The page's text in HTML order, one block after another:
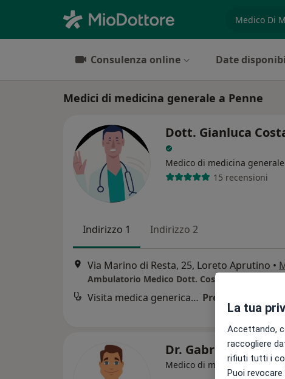
Consulenza online Date
Medici di medicina generale a Penne
Dott. Gianluca
Medico di medicina generale
15 recensioni
Indirizzo 1 Indirizzo 2
Via Marino di Resta, 25, Loreto Aprutino •
Ambulatorio Medico Dott. Costante
Visita medica generica in CONVENZIONE Prezzo non
Dr. Gabriele
Medico di medicina generale
La tua
Accettando,
raccogliere
rifiuti tutti i
Puoi